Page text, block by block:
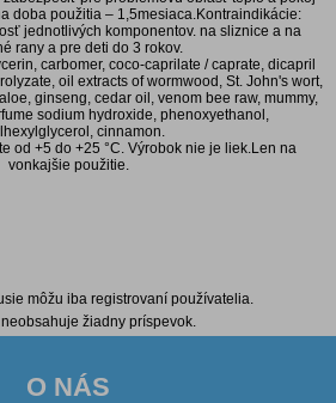
doba použitia – 1,5mesiaca.Kontraindikácie:
jednotlivých komponentov. na sliznice a na
rany a pre deti do 3 rokov.
carbomer, coco-caprilate / caprate, dicapril
oil extracts of wormwood, St. John's wort,
ginseng, cedar oil, venom bee raw, mummy,
sodium hydroxide, phenoxyethanol,
cinnamon.
od +5 do +25 °C. Výrobok nie je liek.Len na
vonkajšie použitie.
môžu iba registrovaní používatelia.
žiadny príspevok.
O NÁS